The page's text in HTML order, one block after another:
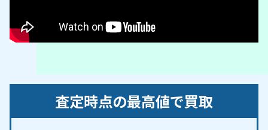
堀／舟津／文津／堀の内／本庄／間々／間々原新田
／間々本町／三ツ渕／三ツ渕原新田／緑町／南外山
【対応路線】査定時点の最高値で買取